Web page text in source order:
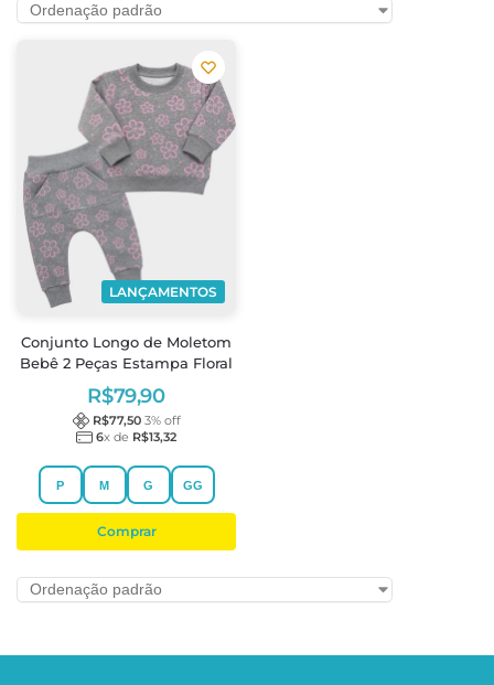
LANÇAMENTOS
Conjunto Longo de Moletom
Bebê 2 Peças Estampa Floral
R$79,90
R$77,50 3% off
6x de R$13,32
P M G GG
Comprar